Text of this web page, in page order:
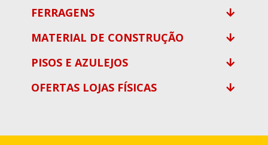
FERRAGENS
MATERIAL DE CONSTRUÇÃO
PISOS E AZULEJOS
OFERTAS LOJAS FÍSICAS